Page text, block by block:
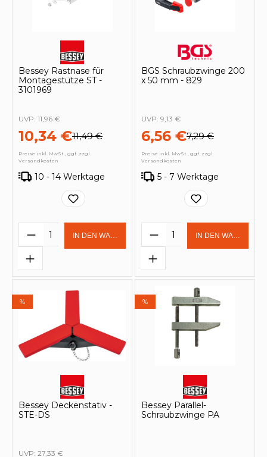
Bessey Rastnase für
Montagestütze ST -
3101969
10,34 €11,49 €
UVP: 11,96 €
Preise inkl. MwSt., ggf. zzgl.
Versandkosten
10 - 14 Werktage
Produkt Anzahl: Gib den
IN DEN WARENKORB
BGS Schraubzwinge 200
x 50 mm - 829
6,56 €7,29 €
UVP: 9,13 €
Preise inkl. MwSt., ggf. zzgl.
Versandkosten
5 - 7 Werktage
Produkt Anzahl:
IN DEN
%
Bessey Deckenstativ -
STE-DS
UVP: 27,33 €
%
Bessey Parallel-
Schraubzwinge PA